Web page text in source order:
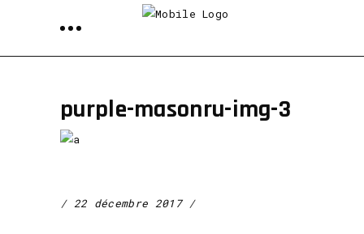
purple-masonru-img-3
22 décembre 2017